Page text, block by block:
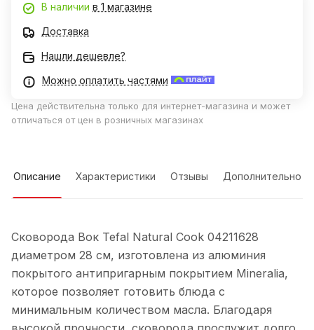
В наличии в 1 магазине
Доставка
Нашли дешевле?
Можно оплатить частями
Цена действительна только для интернет-магазина и может
отличаться от цен в розничных магазинах
Описание Характеристики Отзывы Дополнительно
Сковорода Вок Tefal Natural Cook 04211628
диаметром 28 см, изготовлена из алюминия
покрытого антипригарным покрытием Mineralia,
которое позволяет готовить блюда с
минимальным количеством масла. Благодаря